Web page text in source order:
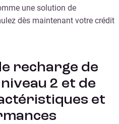
une solution de
dès maintenant votre crédit
recharge de
2 et de
et